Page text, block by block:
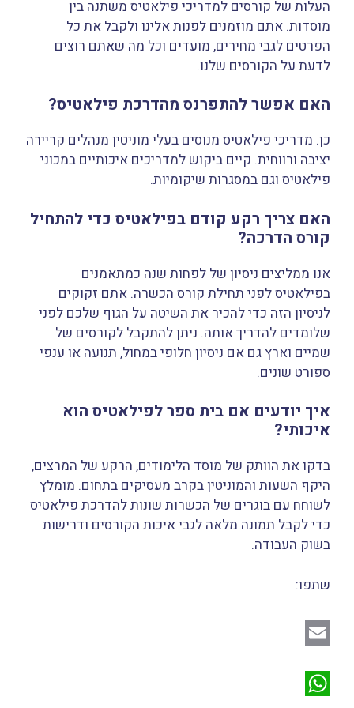
העלות של קורסים למדריכי פילאטיס משתנה בין
מוסדות. אתם מוזמנים לפנות אלינו ולקבל את כל
הפרטים לגבי מחירים, מועדים וכל מה שאתם רוצים
לדעת על הקורסים שלנו.
האם אפשר להתפרנס מהדרכת פילאטיס?
כן. מדריכי פילאטיס מנוסים בעלי מוניטין מנהלים קריירה
יציבה ורווחית. קיים ביקוש למדריכים איכותיים במכוני
פילאטיס וגם במסגרות שיקומיות.
האם צריך רקע קודם בפילאטיס כדי להתחיל
קורס הדרכה?
אנו ממליצים ניסיון של לפחות שנה כמתאמנים
בפילאטיס לפני תחילת קורס הכשרה. אתם זקוקים
לניסיון הזה כדי להכיר את השיטה על הגוף שלכם לפני
שלומדים להדריך אותה. ניתן להתקבל לקורסים של
שמיים וארץ גם אם ניסיון חלופי במחול, תנועה או ענפי
ספורט שונים.
איך יודעים אם בית ספר לפילאטיס הוא
איכותי?
בדקו את הוותק של מוסד הלימודים, הרקע של המרצים,
היקף השעות והמוניטין בקרב מעסיקים בתחום. מומלץ
לשוחח עם בוגרים של הכשרות שונות להדרכת פילאטיס
כדי לקבל תמונה מלאה לגבי איכות הקורסים ודרישות
בשוק העבודה.
שתפו:
ת